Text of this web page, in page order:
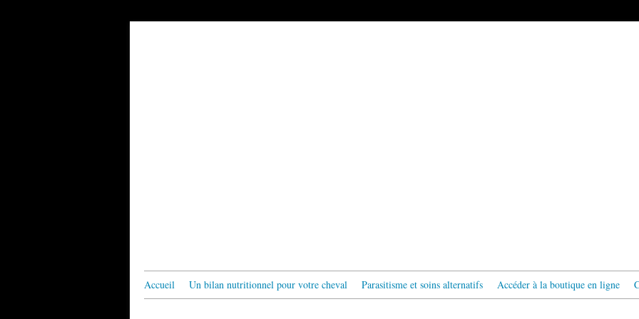
Accueil Un bilan nutritionnel pour votre cheval Parasitisme et soins alternatifs Accéder à la boutique en ligne